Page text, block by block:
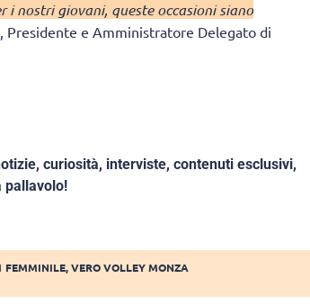
i nostri giovani, queste occasioni siano
, Presidente e Amministratore Delegato di
curiosità, interviste, contenuti esclusivi,
pallavolo!
FEMMINILE,VERO VOLLEY MONZA